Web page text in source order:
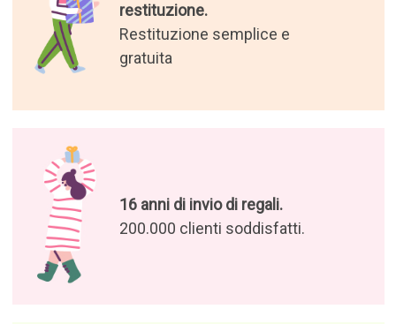
restituzione.
Restituzione semplice e
gratuita
16 anni di invio di regali.
200.000 clienti soddisfatti.